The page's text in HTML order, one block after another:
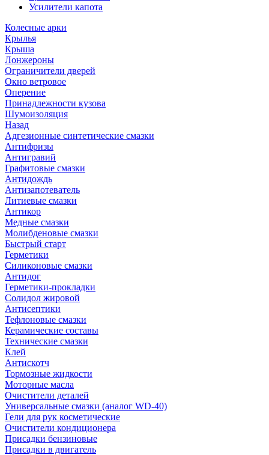
Усилители капота
Колесные арки
Крылья
Крыша
Лонжероны
Ограничители дверей
Окно ветровое
Оперение
Принадлежности кузова
Шумоизоляция
Назад
Адгезионные синтетические смазки
Антифризы
Антигравий
Графитовые смазки
Антидождь
Антизапотеватель
Литиевые смазки
Антикор
Медные смазки
Молибденовые смазки
Быстрый старт
Герметики
Силиконовые смазки
Антидог
Герметики-прокладки
Солидол жировой
Антисептики
Тефлоновые смазки
Керамические составы
Технические смазки
Клей
Антискотч
Тормозные жидкости
Моторные масла
Очистители деталей
Универсальные смазки (аналог WD-40)
Гели для рук косметические
Очистители кондиционера
Присадки бензиновые
Присадки в двигатель